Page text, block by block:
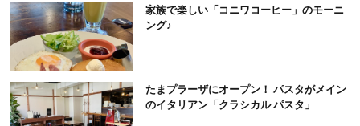
家族で楽しい「コニワコーヒー」のモーニ
ング♪
たまプラーザにオープン！ パスタがメイン
のイタリアン「クラシカル パスタ」